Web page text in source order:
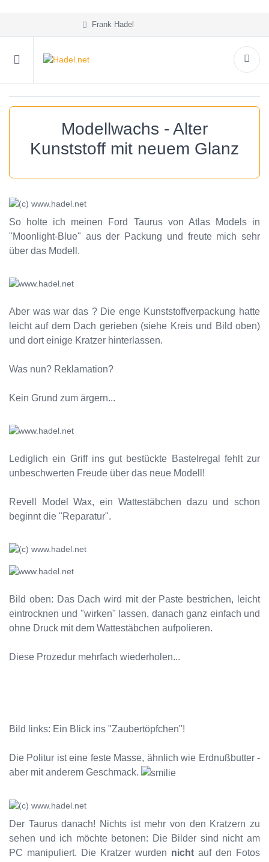
Frank Hadel
Modellwachs - Alter
Kunststoff mit neuem Glanz
So holte ich meinen Ford Taurus von Atlas Models in
"Moonlight-Blue" aus der Packung und freute mich sehr
über das Modell.
Aber was war das ? Die enge Kunststoffverpackung hatte
leicht auf dem Dach gerieben (siehe Kreis und Bild oben)
und dort einige Kratzer hinterlassen.
Was nun? Reklamation?
Kein Grund zum ärgern...
Lediglich ein Griff ins gut bestückte Bastelregal fehlt zur
unbeschwerten Freude über das neue Modell!
Revell Model Wax, ein Wattestäbchen dazu und schon
beginnt die "Reparatur".
Bild oben: Das Dach wird mit der Paste bestrichen, leicht
eintrocknen und "wirken" lassen, danach ganz einfach und
ohne Druck mit dem Wattestäbchen aufpolieren.
Diese Prozedur mehrfach wiederholen...
Bild links: Ein Blick ins "Zaubertöpfchen"!
Die Politur ist eine feste Masse, ähnlich wie Erdnußbutter -
aber mit anderem Geschmack.
Der Taurus danach! Nichts ist mehr von den Kratzern zu
sehen und ich möchte betonen: Die Bilder sind nicht am
PC manipuliert. Die Kratzer wurden nicht auf den Fotos